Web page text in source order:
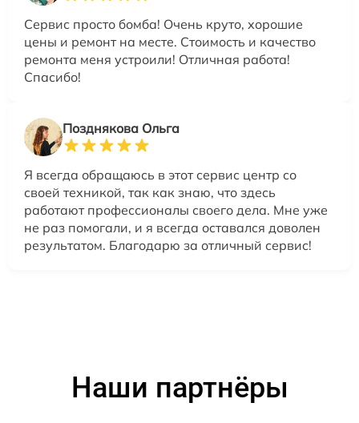
Сервис просто бомба! Очень круто, хорошие
цены и ремонт на месте. Стоимость и качество
ремонта меня устроили! Отличная работа!
Спасибо!
Позднякова Ольга
Я всегда обращаюсь в этот сервис центр со
своей техникой, так как знаю, что здесь
работают профессионалы своего дела. Мне уже
не раз помогали, и я всегда оставался доволен
результатом. Благодарю за отличный сервис!
Наши партнёры